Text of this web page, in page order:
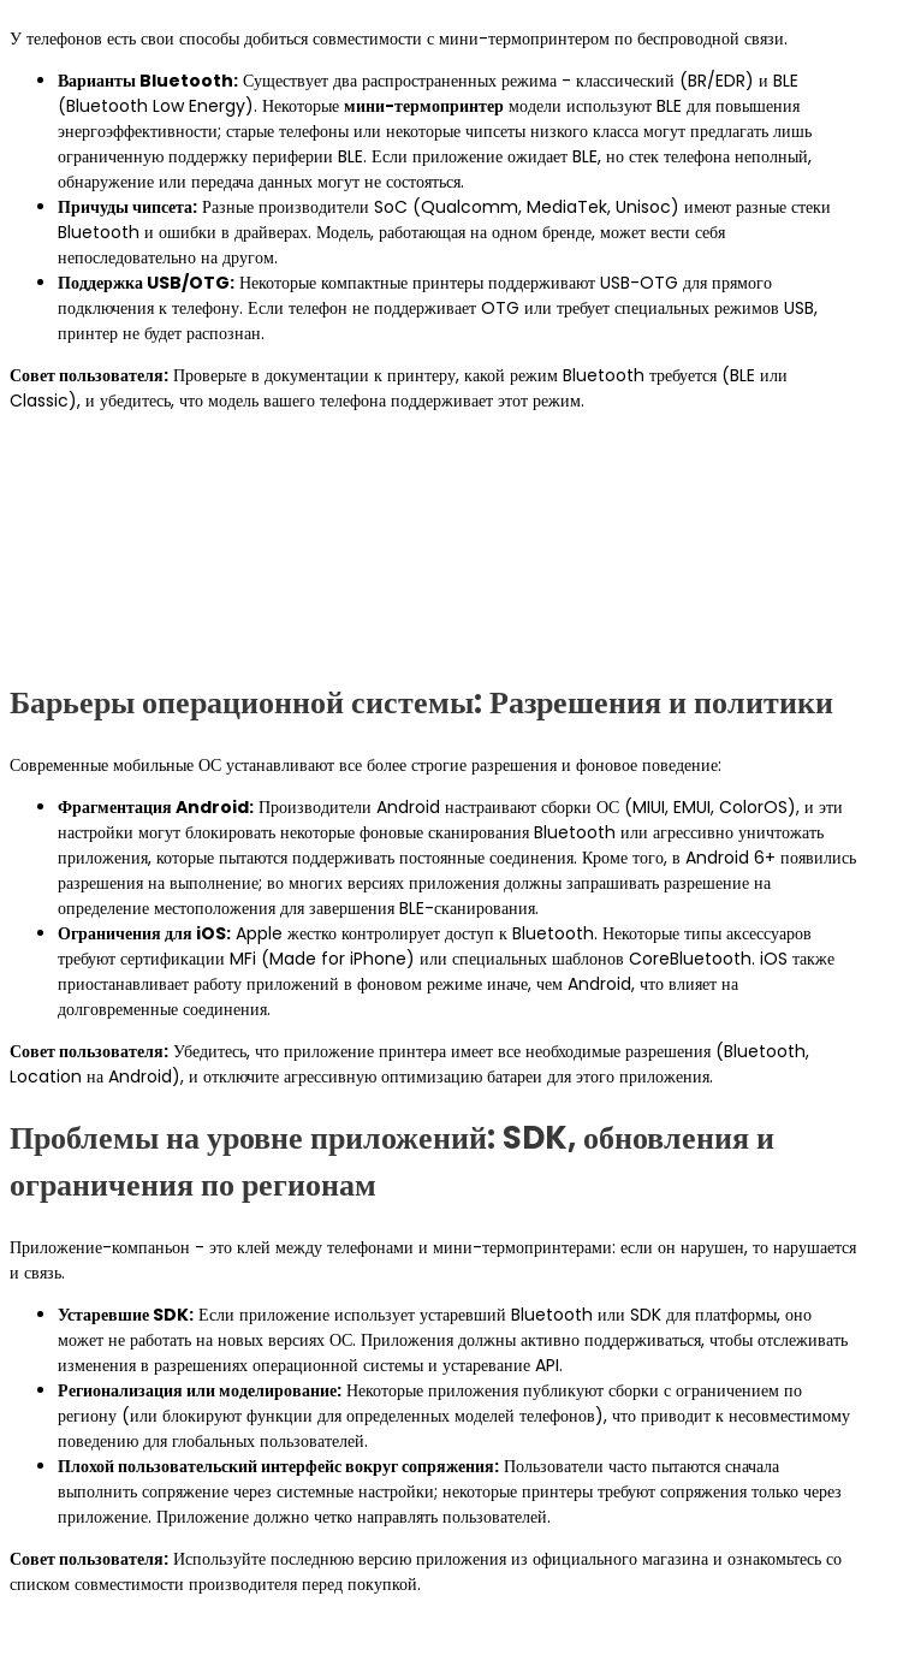
У телефонов есть свои способы добиться совместимости с мини-термопринтером по беспроводной связи.
Варианты Bluetooth: Существует два распространенных режима - классический (BR/EDR) и BLE
(Bluetooth Low Energy). Некоторые мини-термопринтер модели используют BLE для повышения
энергоэффективности; старые телефоны или некоторые чипсеты низкого класса могут предлагать лишь
ограниченную поддержку периферии BLE. Если приложение ожидает BLE, но стек телефона неполный,
обнаружение или передача данных могут не состояться.
Причуды чипсета: Разные производители SoC (Qualcomm, MediaTek, Unisoc) имеют разные стеки
Bluetooth и ошибки в драйверах. Модель, работающая на одном бренде, может вести себя
непоследовательно на другом.
Поддержка USB/OTG: Некоторые компактные принтеры поддерживают USB-OTG для прямого
подключения к телефону. Если телефон не поддерживает OTG или требует специальных режимов USB,
принтер не будет распознан.
Совет пользователя: Проверьте в документации к принтеру, какой режим Bluetooth требуется (BLE или
Classic), и убедитесь, что модель вашего телефона поддерживает этот режим.
Барьеры операционной системы: Разрешения и политики
Современные мобильные ОС устанавливают все более строгие разрешения и фоновое поведение:
Фрагментация Android: Производители Android настраивают сборки ОС (MIUI, EMUI, ColorOS), и эти
настройки могут блокировать некоторые фоновые сканирования Bluetooth или агрессивно уничтожать
приложения, которые пытаются поддерживать постоянные соединения. Кроме того, в Android 6+ появились
разрешения на выполнение; во многих версиях приложения должны запрашивать разрешение на
определение местоположения для завершения BLE-сканирования.
Ограничения для iOS: Apple жестко контролирует доступ к Bluetooth. Некоторые типы аксессуаров
требуют сертификации MFi (Made for iPhone) или специальных шаблонов CoreBluetooth. iOS также
приостанавливает работу приложений в фоновом режиме иначе, чем Android, что влияет на
долговременные соединения.
Совет пользователя: Убедитесь, что приложение принтера имеет все необходимые разрешения (Bluetooth,
Location на Android), и отключите агрессивную оптимизацию батареи для этого приложения.
Проблемы на уровне приложений: SDK, обновления и
ограничения по регионам
Приложение-компаньон - это клей между телефонами и мини-термопринтерами: если он нарушен, то нарушается
и связь.
Устаревшие SDK: Если приложение использует устаревший Bluetooth или SDK для платформы, оно
может не работать на новых версиях ОС. Приложения должны активно поддерживаться, чтобы отслеживать
изменения в разрешениях операционной системы и устаревание API.
Регионализация или моделирование: Некоторые приложения публикуют сборки с ограничением по
региону (или блокируют функции для определенных моделей телефонов), что приводит к несовместимому
поведению для глобальных пользователей.
Плохой пользовательский интерфейс вокруг сопряжения: Пользователи часто пытаются сначала
выполнить сопряжение через системные настройки; некоторые принтеры требуют сопряжения только через
приложение. Приложение должно четко направлять пользователей.
Совет пользователя: Используйте последнюю версию приложения из официального магазина и ознакомьтесь со
списком совместимости производителя перед покупкой.